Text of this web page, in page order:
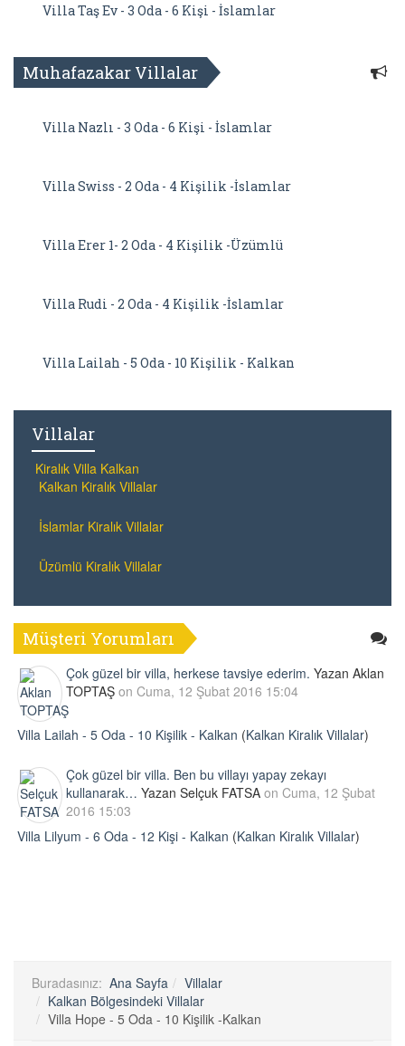
Villa Taş Ev - 3 Oda - 6 Kişi - İslamlar
Muhafazakar Villalar
Villa Nazlı - 3 Oda - 6 Kişi - İslamlar
Villa Swiss - 2 Oda - 4 Kişilik -İslamlar
Villa Erer 1- 2 Oda - 4 Kişilik -Üzümlü
Villa Rudi - 2 Oda - 4 Kişilik -İslamlar
Villa Lailah - 5 Oda - 10 Kişilik - Kalkan
Villalar
Kiralık Villa Kalkan
Kalkan Kiralık Villalar
İslamlar Kiralık Villalar
Üzümlü Kiralık Villalar
Müşteri Yorumları
Çok güzel bir villa, herkese tavsiye ederim. Yazan Aklan
TOPTAŞ on Cuma, 12 Şubat 2016 15:04
Villa Lailah - 5 Oda - 10 Kişilik - Kalkan (Kalkan Kiralık Villalar)
Çok güzel bir villa. Ben bu villayı yapay zekayı
kullanarak… Yazan Selçuk FATSA on Cuma, 12 Şubat
2016 15:03
Villa Lilyum - 6 Oda - 12 Kişi - Kalkan (Kalkan Kiralık Villalar)
Buradasınız: Ana Sayfa
Villalar
Kalkan Bölgesindeki Villalar
Villa Hope - 5 Oda - 10 Kişilik -Kalkan